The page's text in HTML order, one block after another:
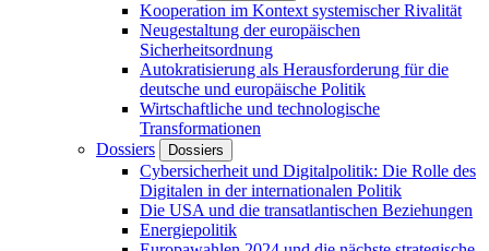
Kooperation im Kontext systemischer Rivalität
Neugestaltung der europäischen
Sicherheitsordnung
Autokratisierung als Herausforderung für die
deutsche und europäische Politik
Wirtschaftliche und technologische
Transformationen
Dossiers
Dossiers
Cybersicherheit und Digitalpolitik: Die Rolle des
Digitalen in der internationalen Politik
Die USA und die transatlantischen Beziehungen
Energiepolitik